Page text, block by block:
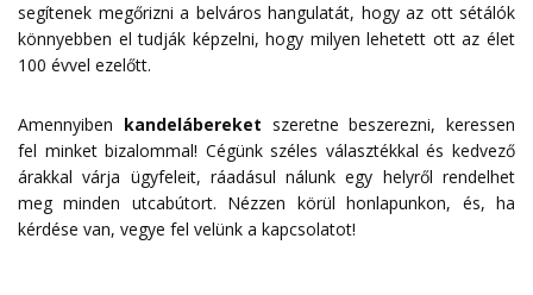
segítenek megőrizni a belváros hangulatát, hogy az ott sétálók
könnyebben el tudják képzelni, hogy milyen lehetett ott az élet
100 évvel ezelőtt.
Amennyiben kandelábereket szeretne beszerezni, keressen
fel minket bizalommal! Cégünk széles választékkal és kedvező
árakkal várja ügyfeleit, ráadásul nálunk egy helyről rendelhet
meg minden utcabútort. Nézzen körül honlapunkon, és, ha
kérdése van, vegye fel velünk a kapcsolatot!